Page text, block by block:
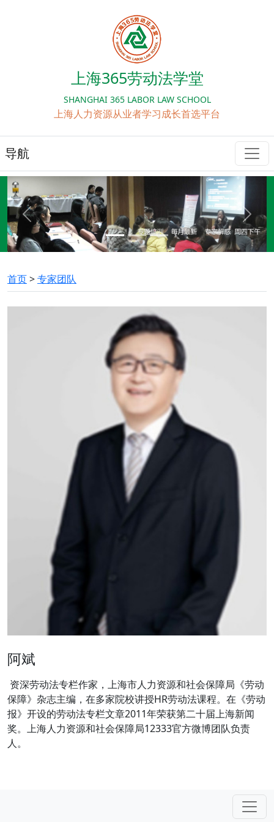
上海365劳动法学堂
SHANGHAI 365 LABOR LAW SCHOOL
上海人力资源从业者学习成长首选平台
导航
Previous Next
首页>专家团队
阿斌
资深劳动法专栏作家，上海市人力资源和社会保障局《劳动
保障》杂志主编，在多家院校讲授HR劳动法课程。在《劳动
报》开设的劳动法专栏文章2011年荣获第二十届上海新闻
奖。上海人力资源和社会保障局12333官方微博团队负责
人。